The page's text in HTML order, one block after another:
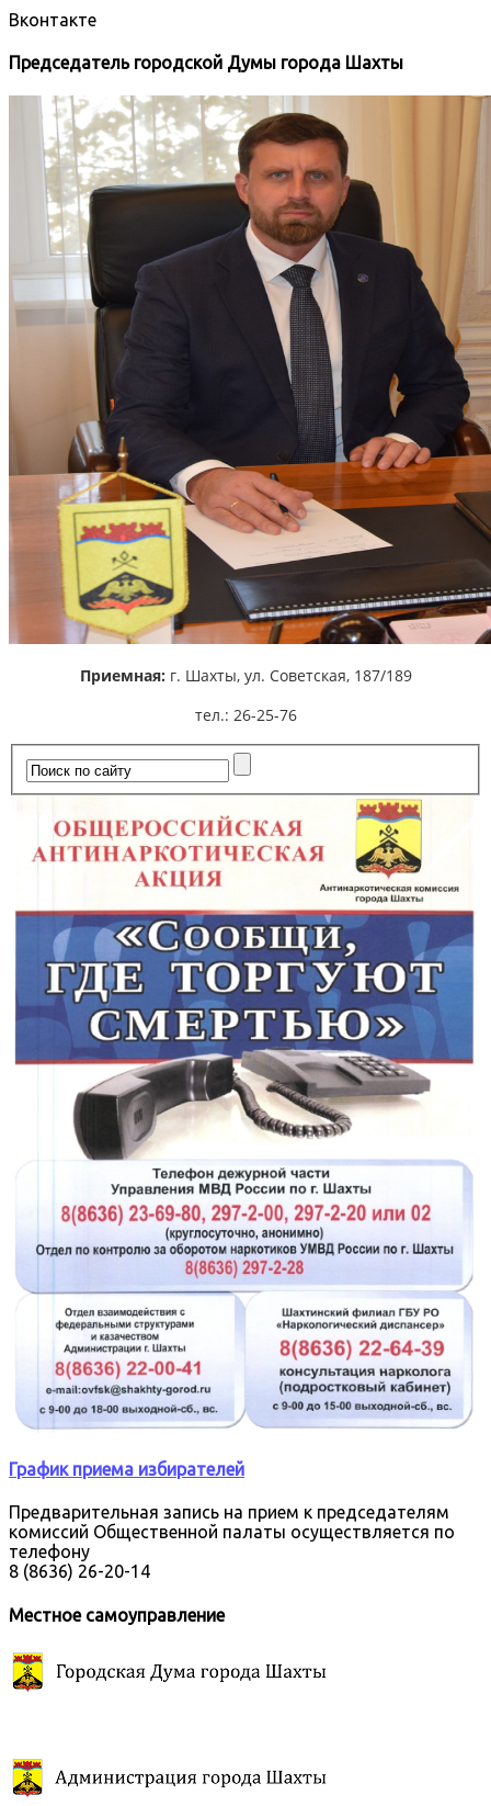
Вконтакте
Председатель городской Думы города Шахты
Приемная: г. Шахты, ул. Советская, 187/189
тел.: 26-25-76
График приема избирателей
Предварительная запись на прием к председателям
комиссий Общественной палаты осуществляется по
телефону
8 (8636) 26-20-14
Местное самоуправление